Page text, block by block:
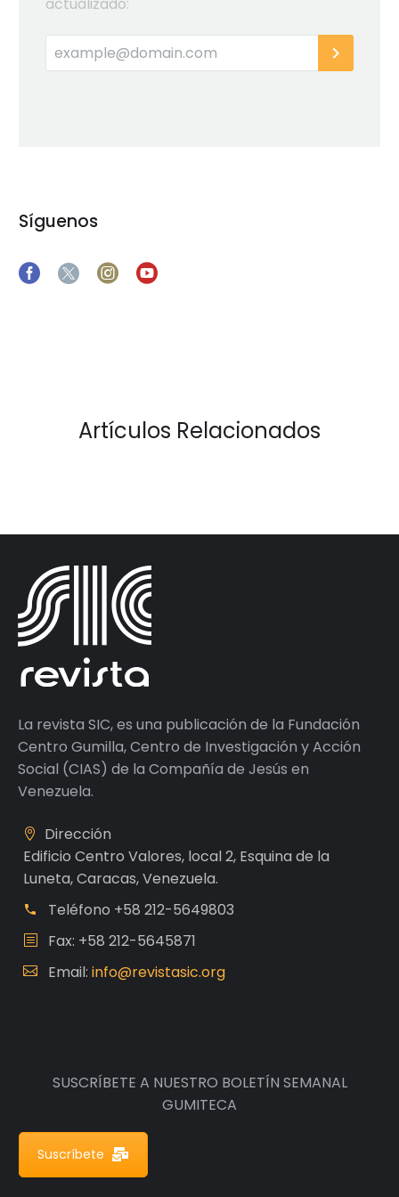
Síguenos
Artículos Relacionados
La revista SIC, es una publicación de la Fundación
Centro Gumilla, Centro de Investigación y Acción
Social (CIAS) de la Compañía de Jesús en
Venezuela.
Dirección
Edificio Centro Valores, local 2, Esquina de la
Luneta, Caracas, Venezuela.
Teléfono +58 212-5649803
Fax: +58 212-5645871
Email: info@revistasic.org
SUSCRÍBETE A NUESTRO BOLETÍN SEMANAL
GUMITECA
Suscríbete